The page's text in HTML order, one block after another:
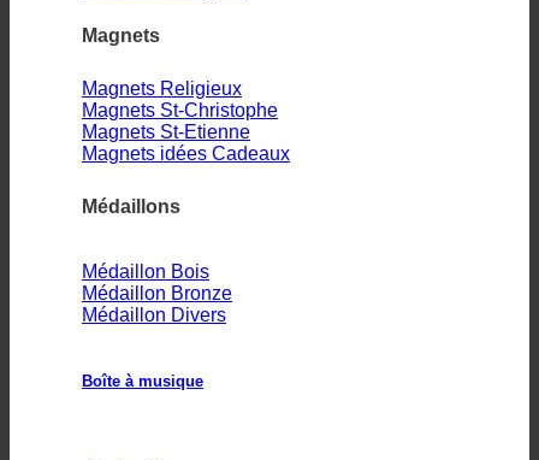
Magnets
Magnets Religieux
Magnets St-Christophe
Magnets St-Etienne
Magnets idées Cadeaux
Médaillons
Médaillon Bois
Médaillon Bronze
Médaillon Divers
Boîte à musique